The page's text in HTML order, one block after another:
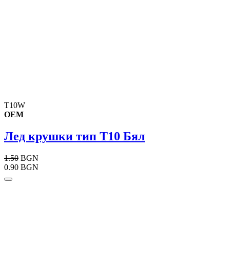
T10W
OEM
Лед крушки тип T10 Бял
1.50 BGN
0.90 BGN